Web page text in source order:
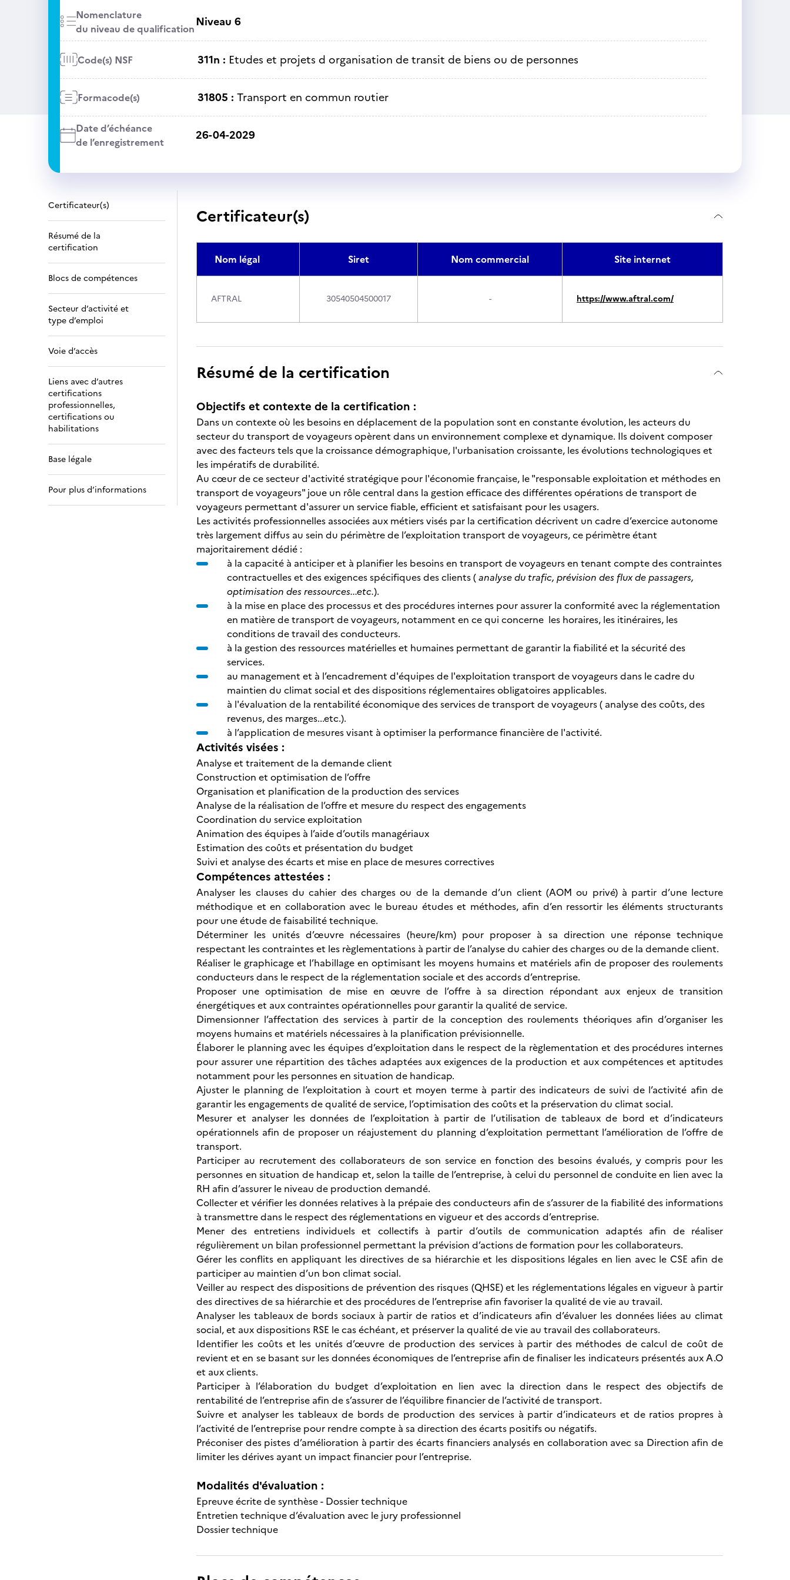
Nomenclature
du niveau de qualificationNiveau 6
Code(s) NSF 311n : Etudes et projets d organisation de transit de biens ou de personnes
Formacode(s) 31805 : Transport en commun routier
Date d’échéance
de l’enregistrement
26-04-2029
Certificateur(s)
Résumé de la
certification
Blocs de compétences
Secteur d’activité et
type d’emploi
Voie d’accès
Liens avec d’autres
certifications
professionnelles,
certifications ou
habilitations
Base légale
Pour plus d’informations
Certificateur(s)
Nom légal Siret Nom commercial Site internet
AFTRAL 30540504500017 - https://www.aftral.com/
Résumé de la certification
Objectifs et contexte de la certification :
Dans un contexte où les besoins en déplacement de la population sont en constante évolution, les acteurs du
secteur du transport de voyageurs opèrent dans un environnement complexe et dynamique. Ils doivent composer
avec des facteurs tels que la croissance démographique, l'urbanisation croissante, les évolutions technologiques et
les impératifs de durabilité.
Au cœur de ce secteur d'activité stratégique pour l'économie française, le "responsable exploitation et méthodes en
transport de voyageurs" joue un rôle central dans la gestion efficace des différentes opérations de transport de
voyageurs permettant d'assurer un service fiable, efficient et satisfaisant pour les usagers.
Les activités professionnelles associées aux métiers visés par la certification décrivent un cadre d’exercice autonome
très largement diffus au sein du périmètre de l’exploitation transport de voyageurs, ce périmètre étant
majoritairement dédié :
à la capacité à anticiper et à planifier les besoins en transport de voyageurs en tenant compte des contraintes
contractuelles et des exigences spécifiques des clients (analyse du trafic, prévision des flux de passagers,
optimisation des ressources...etc.).
à la mise en place des processus et des procédures internes pour assurer la conformité avec la réglementation
en matière de transport de voyageurs, notamment en ce qui concerne les horaires, les itinéraires, les
conditions de travail des conducteurs.
à la gestion des ressources matérielles et humaines permettant de garantir la fiabilité et la sécurité des
services.
au management et à l’encadrement d'équipes de l'exploitation transport de voyageurs dans le cadre du
maintien du climat social et des dispositions réglementaires obligatoires applicables.
à l'évaluation de la rentabilité économique des services de transport de voyageurs ( analyse des coûts, des
revenus, des marges...etc.).
à l’application de mesures visant à optimiser la performance financière de l'activité.
Activités visées :
Analyse et traitement de la demande client
Construction et optimisation de l’offre
Organisation et planification de la production des services
Analyse de la réalisation de l’offre et mesure du respect des engagements
Coordination du service exploitation
Animation des équipes à l’aide d’outils managériaux
Estimation des coûts et présentation du budget
Suivi et analyse des écarts et mise en place de mesures correctives
Compétences attestées :
Analyser les clauses du cahier des charges ou de la demande d’un client (AOM ou privé) à partir d’une lecture
méthodique et en collaboration avec le bureau études et méthodes, afin d’en ressortir les éléments structurants
pour une étude de faisabilité technique.
Déterminer les unités d’œuvre nécessaires (heure/km) pour proposer à sa direction une réponse technique
respectant les contraintes et les règlementations à partir de l’analyse du cahier des charges ou de la demande client.
Réaliser le graphicage et l’habillage en optimisant les moyens humains et matériels afin de proposer des roulements
conducteurs dans le respect de la réglementation sociale et des accords d’entreprise.
Proposer une optimisation de mise en œuvre de l’offre à sa direction répondant aux enjeux de transition
énergétiques et aux contraintes opérationnelles pour garantir la qualité de service.
Dimensionner l’affectation des services à partir de la conception des roulements théoriques afin d’organiser les
moyens humains et matériels nécessaires à la planification prévisionnelle.
Élaborer le planning avec les équipes d’exploitation dans le respect de la règlementation et des procédures internes
pour assurer une répartition des tâches adaptées aux exigences de la production et aux compétences et aptitudes
notamment pour les personnes en situation de handicap.
Ajuster le planning de l’exploitation à court et moyen terme à partir des indicateurs de suivi de l’activité afin de
garantir les engagements de qualité de service, l’optimisation des coûts et la préservation du climat social.
Mesurer et analyser les données de l’exploitation à partir de l’utilisation de tableaux de bord et d’indicateurs
opérationnels afin de proposer un réajustement du planning d’exploitation permettant l’amélioration de l’offre de
transport.
Participer au recrutement des collaborateurs de son service en fonction des besoins évalués, y compris pour les
personnes en situation de handicap et, selon la taille de l’entreprise, à celui du personnel de conduite en lien avec la
RH afin d’assurer le niveau de production demandé.
Collecter et vérifier les données relatives à la prépaie des conducteurs afin de s’assurer de la fiabilité des informations
à transmettre dans le respect des réglementations en vigueur et des accords d’entreprise.
Mener des entretiens individuels et collectifs à partir d’outils de communication adaptés afin de réaliser
régulièrement un bilan professionnel permettant la prévision d’actions de formation pour les collaborateurs.
Gérer les conflits en appliquant les directives de sa hiérarchie et les dispositions légales en lien avec le CSE afin de
participer au maintien d’un bon climat social.
Veiller au respect des dispositions de prévention des risques (QHSE) et les réglementations légales en vigueur à partir
des directives de sa hiérarchie et des procédures de l’entreprise afin favoriser la qualité de vie au travail.
Analyser les tableaux de bords sociaux à partir de ratios et d’indicateurs afin d’évaluer les données liées au climat
social, et aux dispositions RSE le cas échéant, et préserver la qualité de vie au travail des collaborateurs.
Identifier les coûts et les unités d’œuvre de production des services à partir des méthodes de calcul de coût de
revient et en se basant sur les données économiques de l’entreprise afin de finaliser les indicateurs présentés aux A.O
et aux clients.
Participer à l’élaboration du budget d’exploitation en lien avec la direction dans le respect des objectifs de
rentabilité de l’entreprise afin de s’assurer de l’équilibre financier de l’activité de transport.
Suivre et analyser les tableaux de bords de production des services à partir d’indicateurs et de ratios propres à
l’activité de l’entreprise pour rendre compte à sa direction des écarts positifs ou négatifs.
Préconiser des pistes d’amélioration à partir des écarts financiers analysés en collaboration avec sa Direction afin de
limiter les dérives ayant un impact financier pour l’entreprise.
Modalités d'évaluation :
Epreuve écrite de synthèse - Dossier technique
Entretien technique d’évaluation avec le jury professionnel
Dossier technique